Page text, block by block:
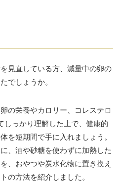
見直している方、減量中の卵の
でしょうか。
の栄養やカロリー、コレステロ
しっかり理解した上で、健康的
を短期間で手に入れましょう。
、油や砂糖を使わずに加熱した
、おやつや炭水化物に置き換え
の方法を紹介しました。